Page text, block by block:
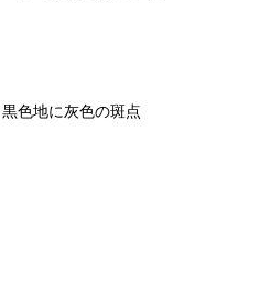
色地に灰色の斑点